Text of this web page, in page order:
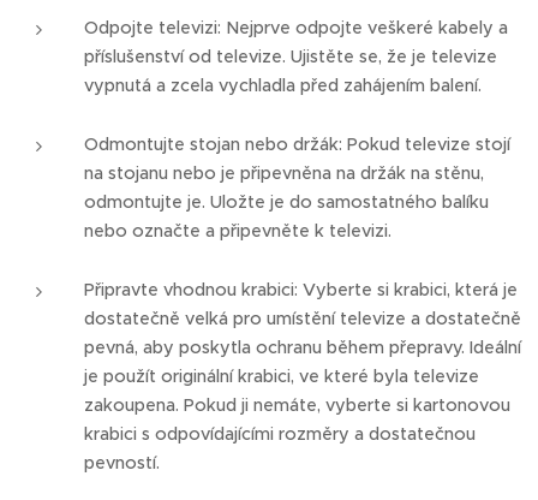
Odpojte televizi: Nejprve odpojte veškeré kabely a
příslušenství od televize. Ujistěte se, že je televize
vypnutá a zcela vychladla před zahájením balení.
Odmontujte stojan nebo držák: Pokud televize stojí
na stojanu nebo je připevněna na držák na stěnu,
odmontujte je. Uložte je do samostatného balíku
nebo označte a připevněte k televizi.
Připravte vhodnou krabici: Vyberte si krabici, která je
dostatečně velká pro umístění televize a dostatečně
pevná, aby poskytla ochranu během přepravy. Ideální
je použít originální krabici, ve které byla televize
zakoupena. Pokud ji nemáte, vyberte si kartonovou
krabici s odpovídajícími rozměry a dostatečnou
pevností.